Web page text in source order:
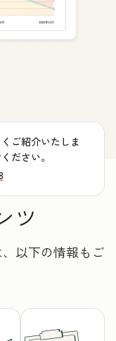
ご紹介いたしま
ださい。
ツ
以下の情報もご